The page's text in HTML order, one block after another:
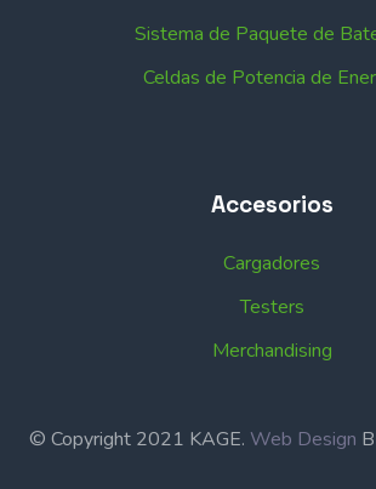
Sistema de Paquete de
Celdas de Potencia de
Accesorios
Cargadores
Testers
Merchandising
© Copyright 2021 KAGE. Web Design